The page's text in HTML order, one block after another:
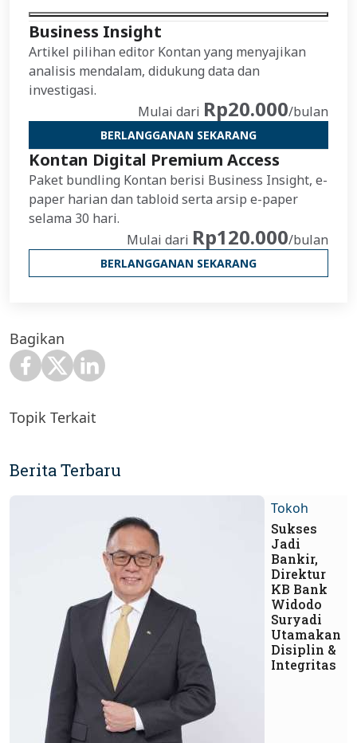
Business Insight
Artikel pilihan editor Kontan yang menyajikan
analisis mendalam, didukung data dan
investigasi.
Mulai dari Rp20.000/bulan
BERLANGGANAN SEKARANG
Kontan Digital Premium Access
Paket bundling Kontan berisi Business Insight, e-
paper harian dan tabloid serta arsip e-paper
selama 30 hari.
Mulai dari Rp120.000/bulan
BERLANGGANAN SEKARANG
Bagikan
Topik Terkait
Berita Terbaru
Tokoh
Sukses
Jadi
Bankir,
Direktur
KB Bank
Widodo
Suryadi
Utamakan
Disiplin &
Integritas